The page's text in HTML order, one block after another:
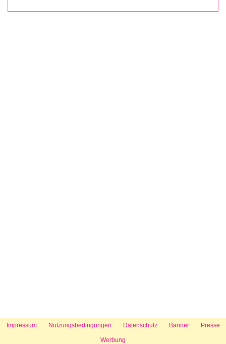
Impressum Nutzungsbedingungen Datenschutz Banner Presse
Werbung